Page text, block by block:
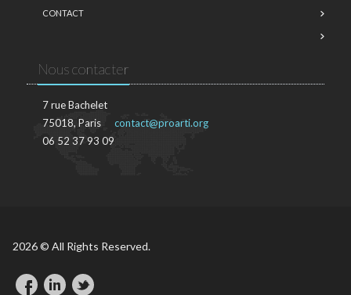
CONTACT
Nous contacter
7 rue Bachelet
75018, Paris
06 52 37 93 09
contact@proarti.org
2026 © All Rights Reserved.